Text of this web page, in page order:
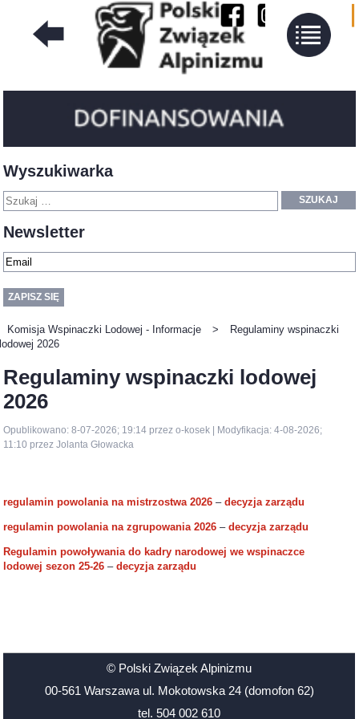
Wyszukiwarka
SZUKAJ
Newsletter
Komisja Wspinaczki Lodowej - Informacje >
Regulaminy wspinaczki
lodowej 2026
Regulaminy wspinaczki lodowej
2026
Opublikowano: 8-07-2026; 19:14 przez o-kosek | Modyfikacja: 4-08-2026;
11:10 przez Jolanta Głowacka
regulamin powolania na mistrzostwa 2026 –decyzja zarządu
regulamin powolania na zgrupowania 2026 –decyzja zarządu
Regulamin powoływania do kadry narodowej we wspinaczce
lodowej sezon 25-26 –decyzja zarządu
© Polski Związek Alpinizmu
00-561 Warszawa ul. Mokotowska 24 (domofon 62)
tel. 504 002 610